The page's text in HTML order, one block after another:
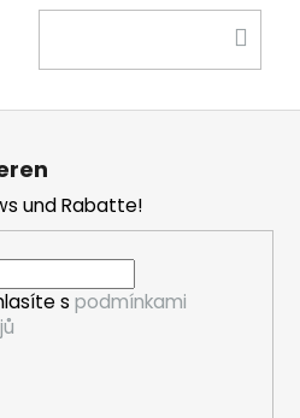
und Rabatte!
s podmínkami